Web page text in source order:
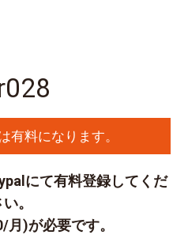
有料になります。
にて有料登録してくだ
。
)が必要です。